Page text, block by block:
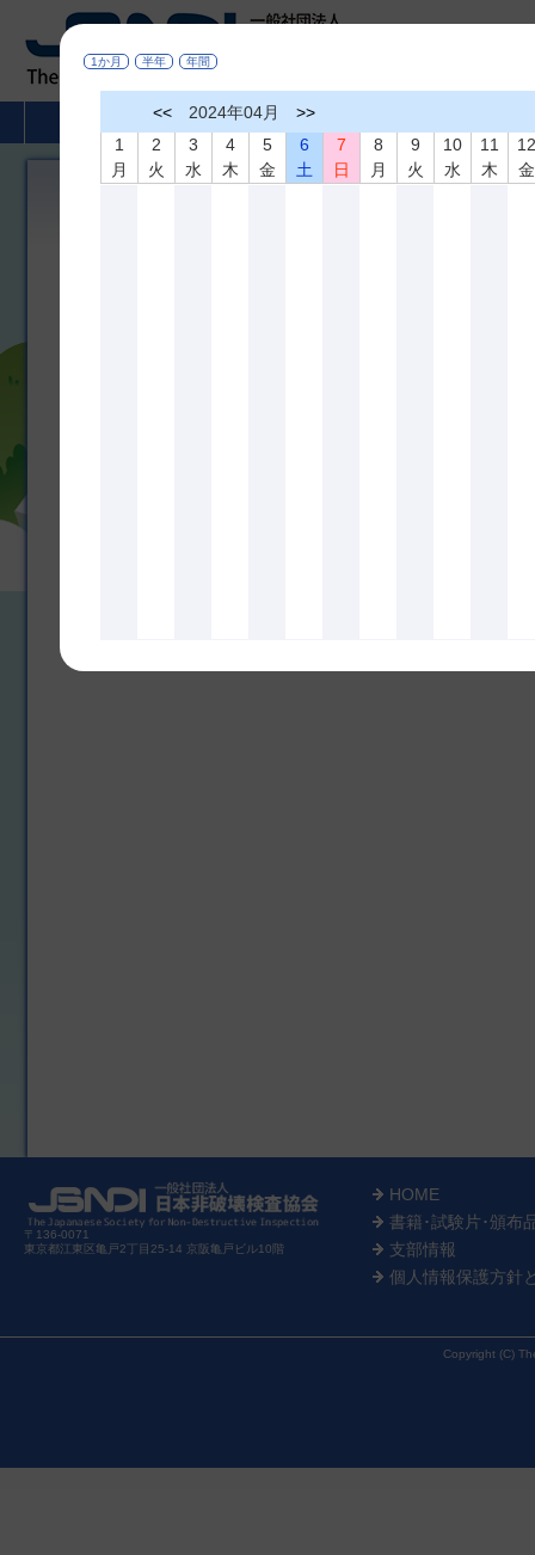
非破壊検査とは
〒136-0071
東京都江東区亀戸2丁目25-14 京阪亀戸ビル10階
HOME
書籍･試験片･頒布
支部情報
個人情報保護方針
Copyright (C)
1か月 半年 年間
<< 2024年04月
>>
1
月
2
火
3
水
4
木
5
金
6
土
7
日
8
月
9
火
10
水
11
木
金